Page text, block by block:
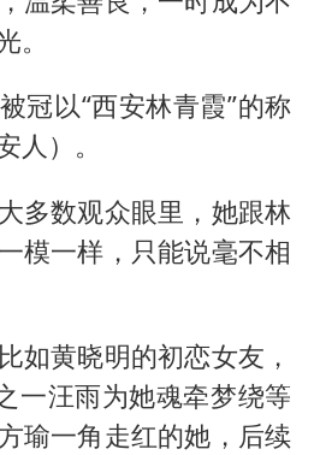
冠以“西安林青霞”的称
人）。
多数观众眼里，她跟林
模一样，只能说毫不相
如黄晓明的初恋女友，
一汪雨为她魂牵梦绕等
瑜一角走红的她，后续